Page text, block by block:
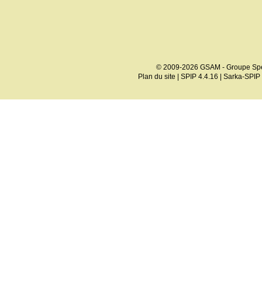
© 2009-2026 GSAM - Groupe
Plan du site
SPIP 4.4.16 Sarka-SPIP